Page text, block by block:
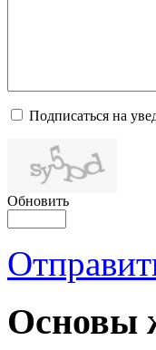
Подписаться на
Обновить
Основы